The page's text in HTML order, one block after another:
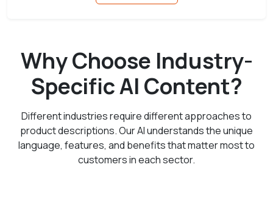
Why Choose Industry-
Specific AI Content?
Different industries require different approaches to
product descriptions. Our AI understands the unique
language, features, and benefits that matter most to
customers in each sector.